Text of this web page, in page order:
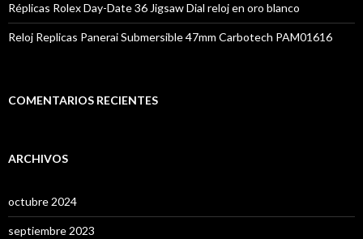
Réplicas Rolex Day-Date 36 Jigsaw Dial reloj en oro blanco
Reloj Replicas Panerai Submersible 47mm Carbotech PAM01616
COMENTARIOS RECIENTES
ARCHIVOS
octubre 2024
septiembre 2023